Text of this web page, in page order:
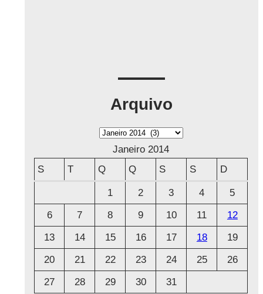
Arquivo
A
q
Janeiro 2014
S
T Q Q S S D
1 2 3 4
5
6
7 8 9 10 11
12
13
14 15 16 17 18
19
20
21 22 23 24 25
26
27
28 29 30
31